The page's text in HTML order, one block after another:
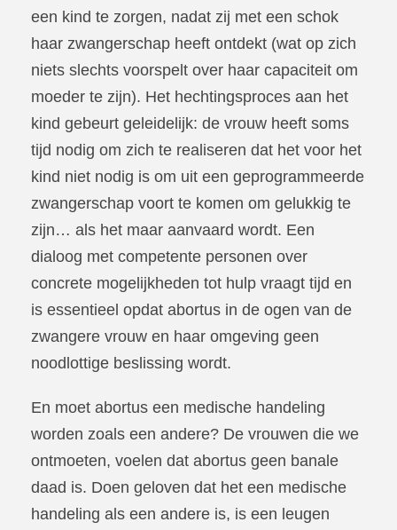
een kind te zorgen, nadat zij met een schok
haar zwangerschap heeft ontdekt (wat op zich
niets slechts voorspelt over haar capaciteit om
moeder te zijn). Het hechtingsproces aan het
kind gebeurt geleidelijk: de vrouw heeft soms
tijd nodig om zich te realiseren dat het voor het
kind niet nodig is om uit een geprogrammeerde
zwangerschap voort te komen om gelukkig te
zijn… als het maar aanvaard wordt. Een
dialoog met competente personen over
concrete mogelijkheden tot hulp vraagt tijd en
is essentieel opdat abortus in de ogen van de
zwangere vrouw en haar omgeving geen
noodlottige beslissing wordt.
En moet abortus een medische handeling
worden zoals een andere? De vrouwen die we
ontmoeten, voelen dat abortus geen banale
daad is. Doen geloven dat het een medische
handeling als een andere is, is een leugen